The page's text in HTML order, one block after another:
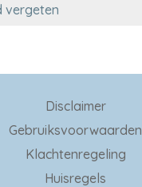
vergeten
Disclaimer
Gebruiksvoorwaarden
Klachtenregeling
Huisregels